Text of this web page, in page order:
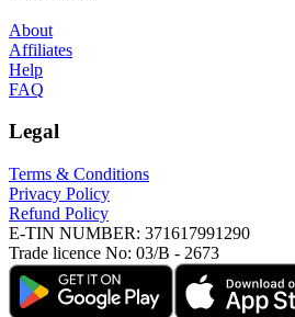
About
Affiliates
Help
FAQ
Legal
Terms & Conditions
Privacy Policy
Refund Policy
E-TIN NUMBER: 371617991290
Trade licence No: 03/B - 2673